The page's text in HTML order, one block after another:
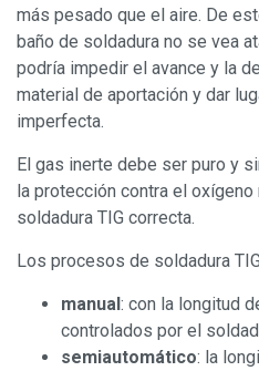
más pesado que el aire. De
baño de soldadura no se vea
podría impedir el avance y la
material de aportación y dar
imperfecta.
El gas inerte debe ser puro y
la protección contra el oxígeno
soldadura TIG correcta.
Los procesos de soldadura
manual: con la longitud
controlados por el
semiautomático: la